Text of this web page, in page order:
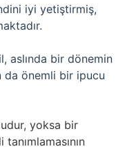
iyi yetiştirmiş,
aslında bir dönemin
da önemli bir ipucu
yoksa bir